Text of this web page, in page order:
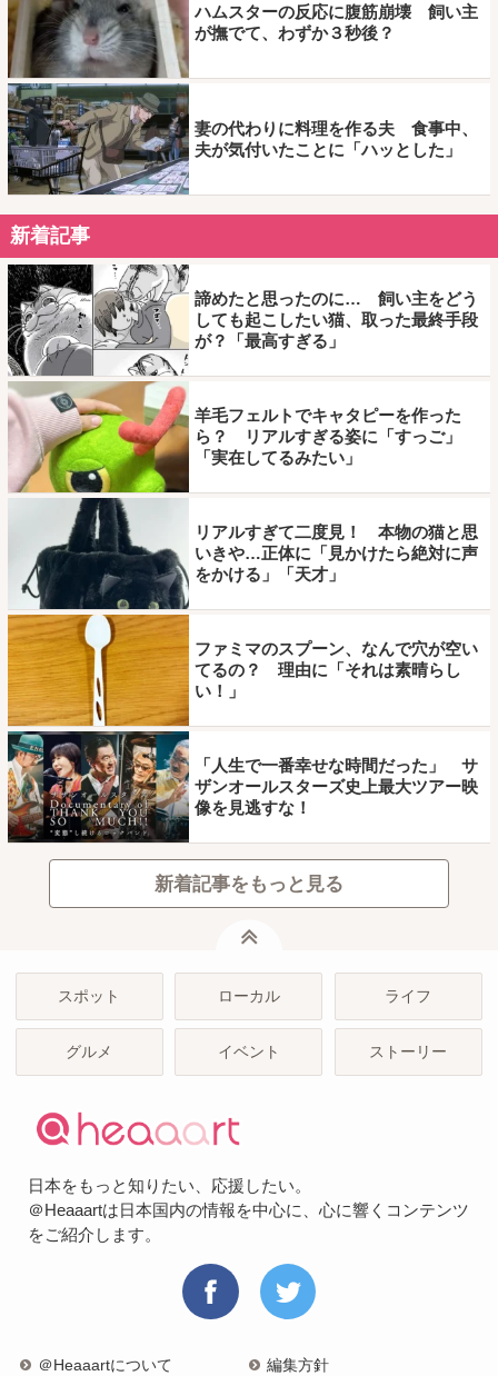
ハムスターの反応に腹筋崩壊 飼い主
が撫でて、わずか３秒後？
妻の代わりに料理を作る夫 食事中、
夫が気付いたことに「ハッとした」
新着記事
諦めたと思ったのに… 飼い主をどう
しても起こしたい猫、取った最終手段
が？「最高すぎる」
羊毛フェルトでキャタピーを作った
ら？ リアルすぎる姿に「すっご」
「実在してるみたい」
リアルすぎて二度見！ 本物の猫と思
いきや…正体に「見かけたら絶対に声
をかける」「天才」
ファミマのスプーン、なんで穴が空い
てるの？ 理由に「それは素晴らし
い！」
「人生で一番幸せな時間だった」 サ
ザンオールスターズ史上最大ツアー映
像を見逃すな！
新着記事をもっと見る
スポット ローカル ライフ
グルメ イベント ストーリー
日本をもっと知りたい、応援したい。
＠Heaaartは日本国内の情報を中心に、心に響くコンテンツ
をご紹介します。
＠Heaaartについて 編集方針